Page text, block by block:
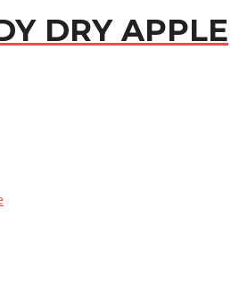
DRY APPLE